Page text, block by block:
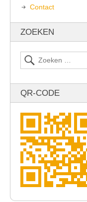
Contact
ZOEKEN
QR-CODE